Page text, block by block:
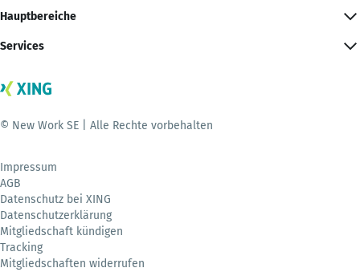
Hauptbereiche
Services
© New Work SE | Alle Rechte vorbehalten
Impressum
AGB
Datenschutz bei XING
Datenschutzerklärung
Mitgliedschaft kündigen
Tracking
Mitgliedschaften widerrufen